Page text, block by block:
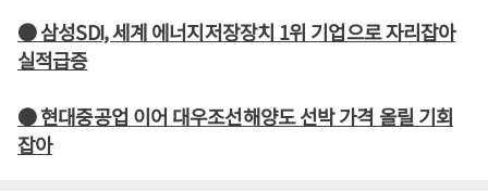
● 삼성SDI, 세계 에너지저장장치 1위 기업으로 자리잡아
실적급증
● 현대중공업 이어 대우조선해양도 선박 가격 올릴 기회
잡아